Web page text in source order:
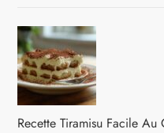
Recette Tiramisu Facile